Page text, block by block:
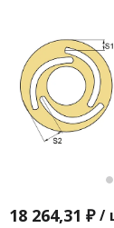
18 264,31 ₽ /